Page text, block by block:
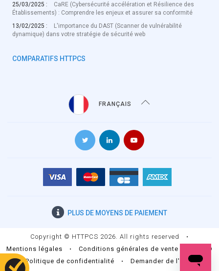
25/03/2025 :
CaRE (Cybersécurité accélération et Résilience des
Établissements) : Comprendre les enjeux et assurer sa conformité
13/02/2025 :
L'importance du DAST (Scanner de vulnérabilité
dynamique) dans votre stratégie de sécurité web
COMPARATIFS HTTPCS
FRANÇAIS
PLUS DE MOYENS DE PAIEMENT
Copyright © HTTPCS 2026. All rights reserved
•
Mentions légales
• Conditions générales de vente
RGPD
•
Politique de confidentialité • Demander de l'aide
•